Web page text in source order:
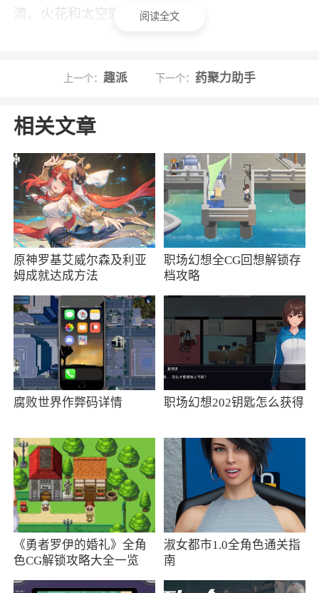
流、火花和太空效果等
1、丰富的创意功能和模板，如添加文字、涂
和文字记录
2、美漫相机下载，一款拥有超多滤镜的照片
美化相机应用，通过美漫相机小伙伴们可以随时
随地拍照，随心选用各色滤镜，拍出百变风格质
感大片，欢迎下载
更新日志
1.“老照片修复”“AI扩图”“漫画脸”“艺术写真”
功能限时免费
2. 修复已知Bug
更新日志
阅读全文
上一个：趣派 下一个： 药聚力助手
相关文章
原神罗基艾威尔森及利亚
姆成就达成方法
职场幻想全CG回想解锁存
档攻略
腐败世界作弊码详情 职场幻想202钥匙怎么获得
《勇者罗伊的婚礼》全角
色CG解锁攻略大全一览
淑女都市1.0全角色通关指
南